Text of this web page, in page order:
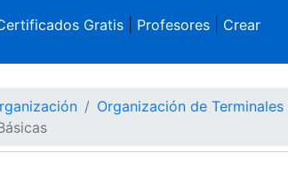
Gratis| Profesores| Crear
Organización de